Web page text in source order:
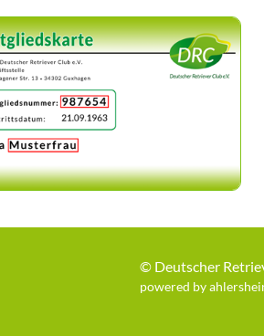
© Deutscher
powered by